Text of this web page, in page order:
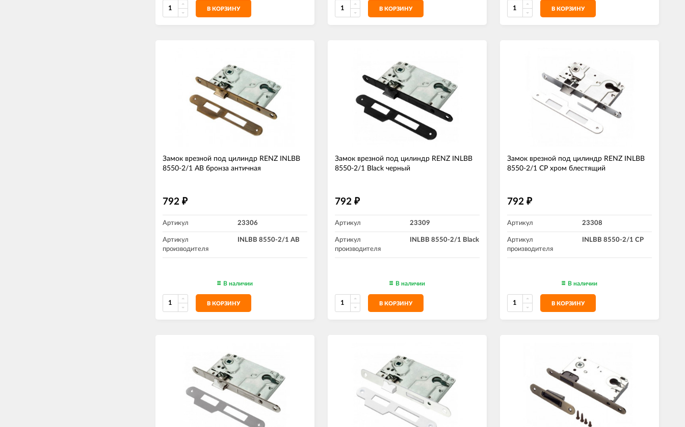
В КОРЗИНУ В КОРЗИНУ В КОРЗИНУ
Замок врезной под цилиндр RENZ INLBB
8550-2/1 AB бронза античная
792 ₽
Артикул 23306
Артикул
производителя
INLBB 8550-2/1 AB
В наличии
В КОРЗИНУ
Замок врезной под цилиндр RENZ INLBB
8550-2/1 Black черный
792 ₽
Артикул 23309
Артикул
производителя
INLBB 8550-2/1 Black
В наличии
В КОРЗИНУ
Замок врезной под цилиндр RENZ INLBB
8550-2/1 CP хром блестящий
792 ₽
Артикул 23308
Артикул
производителя
INLBB 8550-2/1 CP
В наличии
В КОРЗИНУ